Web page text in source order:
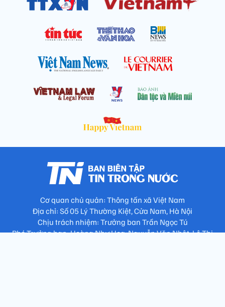
Cơ quan chủ quản: Thông tấn xã Việt Nam
Địa chỉ: Số 05 Lý Thường Kiệt, Cửa Nam, Hà Nội
Chịu trách nhiệm: Trưởng ban Trần Ngọc Tú
Phó Trưởng ban: Hoàng Như Hoa, Nguyễn Văn Nhật, Lê Thị